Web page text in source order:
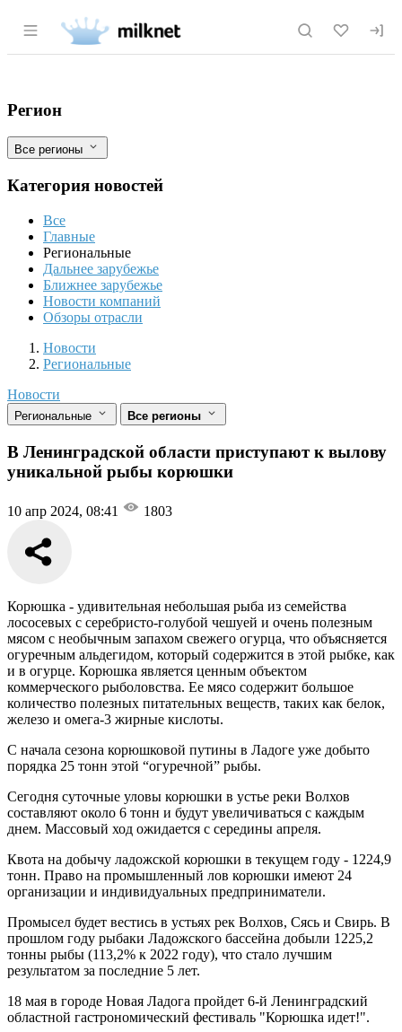
Раздел навигации по сайту milknet.ru
В Ленинградской области
Фильтры
Регион
Все регионы
Категория новостей
Все
Главные
Региональные
Дальнее зарубежье
Ближнее зарубежье
Новости компаний
Обзоры отрасли
Новости
Разделы
Новости
Региональные
Новости
Региональные Все регионы
В Ленинградской области приступают к вылову
уникальной рыбы корюшки
10 апр 2024, 08:41 1803
Корюшка - удивительная небольшая рыба из семейства
лососевых с серебристо-голубой чешуей и очень полезным
мясом с необычным запахом свежего огурца, что объясняется
огуречным альдегидом, который содержится в этой рыбке, как
и в огурце. Корюшка является ценным объектом
коммерческого рыболовства. Ее мясо содержит большое
количество полезных питательных веществ, таких как белок,
железо и омега-3 жирные кислоты.
С начала сезона корюшковой путины в Ладоге уже добыто
порядка 25 тонн этой “огуречной” рыбы.
Сегодня суточные уловы корюшки в устье реки Волхов
составляют около 6 тонн и будут увеличиваться с каждым
днем. Массовый ход ожидается с середины апреля.
Квота на добычу ладожской корюшки в текущем году - 1224,9
тонн. Право на промышленный лов корюшки имеют 24
организации и индивидуальных предприниматели.
Промысел будет вестись в устьях рек Волхов, Сясь и Свирь. В
прошлом году рыбаки Ладожского бассейна добыли 1225,2
тонны рыбы (113,2% к 2022 году), что стало лучшим
результатом за последние 5 лет.
18 мая в городе Новая Ладога пройдет 6-й Ленинградский
областной гастрономический фестиваль "Корюшка идет!".